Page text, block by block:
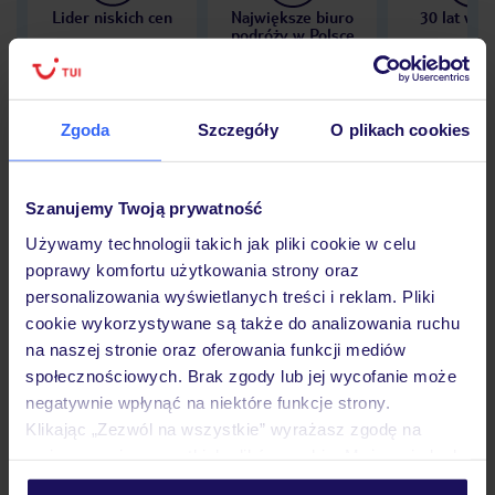
Zgoda Szczegóły O plikach cookies
Szanujemy Twoją prywatność
Używamy technologii takich jak pliki cookie w celu
poprawy komfortu użytkowania strony oraz
personalizowania wyświetlanych treści i reklam. Pliki
cookie wykorzystywane są także do analizowania ruchu
na naszej stronie oraz oferowania funkcji mediów
społecznościowych. Brak zgody lub jej wycofanie może
negatywnie wpłynąć na niektóre funkcje strony.
Klikając „Zezwól na wszystkie” wyrażasz zgodę na
personalizować swój wybór wchodząc w zakładkę
Lider niskich cen
Największe biuro
podróży w Polsce
30 lat w
Opinie
Pokoje
Wyżywienie